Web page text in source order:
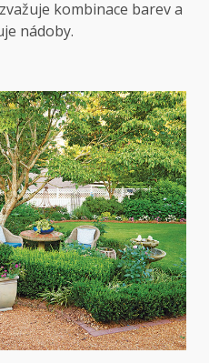
kombinace barev a
nádoby.